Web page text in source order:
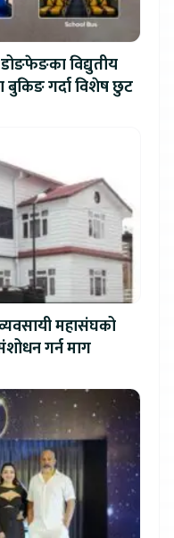
विद्युतीय
बुकिङ गर्दा विशेष छुट
महासंघको
गर्न माग